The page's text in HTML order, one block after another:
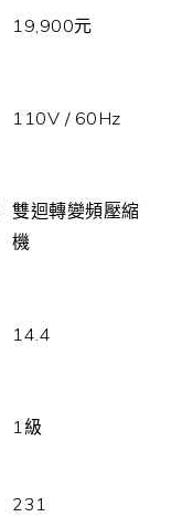
19,900元
110V / 60Hz
雙迴轉變頻壓縮
機
14.4
1級
231